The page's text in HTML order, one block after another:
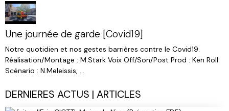
Une journée de garde [Covid19]
Notre quotidien et nos gestes barrières contre le Covid19.
Réalisation/Montage : M.Stark Voix Off/Son/Post Prod : Ken Roll
Scénario : N.Meleissis, ...
DERNIERES ACTUS | ARTICLES